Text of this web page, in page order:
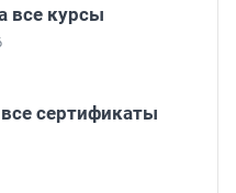
все курсы
сертификаты